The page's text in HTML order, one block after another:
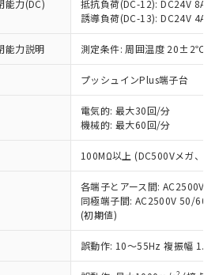
能力(DC)
抵抗負荷(DC-12): DC24V 8A/
誘導負荷(DC-13): DC24V 4A/
能力説明 測定条件: 周囲温度 20±2℃、
プッシュインPlus端子台
電気的: 最大30回/分
機械的: 最大60回/分
100MΩ以上 (DC500Vメガ、点
各端子とアース間: AC2500V
同極端子間: AC2500V 50/
(初期値)
誤動作: 10～55Hz 複振幅
了承ください。
および標準価格照会結果は、
いる更新日時点での社内デー
き作成されるものであり、閲
時点での実際の在庫および標
は異なる場合があることをご
期状況および標準価格はお客
引先、またはお客様担当のオ
御機器販売店・当社販売員に
制御機器販売店や当社販売拠
売ネットワーク
」をご確認
および標準価格結果を当社の
諾なく第三者に漏洩または開
ることがあります。
物質）：
下、 水銀(Hg) 1000ppm以下、 カド
以下、
1000ppm以下、ポリ臭化ビフェニル
以下、ポリ臭化ジフェニルエーテル類
下、フタル酸ビス(2-エチルヘキシ
DOP) 1000ppm以下、フタル酸ブチ
産業用監視および制御機器に対する
類の４物質については閾値を超える意
ことを確認しています。
です。当社販売部門へお問
の基準値 (GB/T26572)：
Hg(水銀) : 1000ppm、 Cd(カドミウ
PBDEs(ポリ臭化ジフェニルエーテ
チル) : 1000ppm、 DIBP(フタル酸ジ
、 BBP(フタル酸ブチルベンジ
ス(2-エチルヘキシル)) : 1000ppm
質（10物質）のすべてが基
ことを示します。
これら貴社製品のうち、外国
び外国貿易法に定める商品
規制貨物等」という）を輸出
外への提供する場合は、日本
輸出許可(または役務取引許
するなどの必要な手続きを
制貨物を破棄する場合は、完
するなど、違法に輸出されな
要な手段を講じます。
社製品を、核兵器、ミサイ
兵器、生物兵器またはその他
にこれらの製造装置等に一切
貴社製品を第三者に販売する
上記1、2および3の内容を当
に通知します。また当社は、
数以上の在庫あり
数には満たないが在庫あり
なし(最新の在庫状況につ
は、お客様のお取引先、ま
お客様担当のオムロン制御
販売店・当社販売員にご確